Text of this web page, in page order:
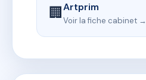
🏢Artprim
Voir la fiche cabinet →